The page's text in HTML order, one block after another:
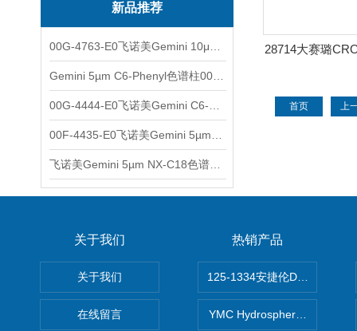
新品推荐
28714大赛璐
首页 上
关于我们
关于我们
在线留言
热销产品
125-1334安捷伦DB-624色谱
YMC Hydrosphere C18亲水